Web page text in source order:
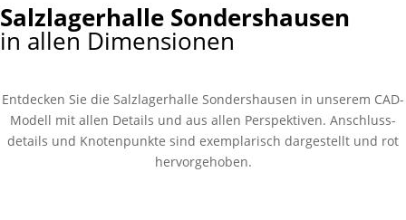
Salzlagerhalle Sondershausen
in allen Dimensionen
Entdecken Sie die Salzlagerhalle Sondershausen in unserem CAD-
Modell mit allen Details und aus allen Perspektiven. Anschluss­
details und Knoten­punkte sind exemplarisch dargestellt und rot
hervorgehoben.